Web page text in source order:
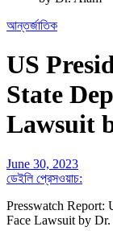
আন্তর্জাতিক
US
State
Lawsuit
June 30, 2023
ডেইলি প্রেসওয়াচ:
Presswatch Report:
Face Lawsuit by